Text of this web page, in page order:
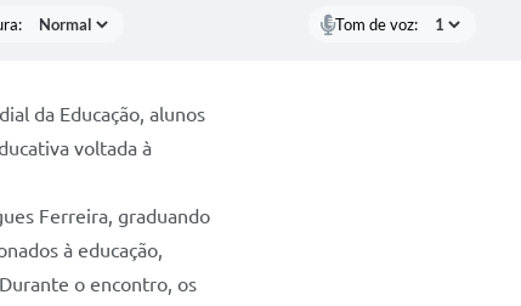
Tom de voz:
da Educação, alunos
voltada à
Ferreira, graduando
à educação,
o encontro, os